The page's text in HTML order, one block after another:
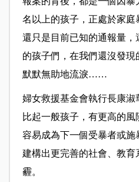
名以上的孩子，正處於家
還只是目前已知的通報量
的孩子們，在我們還沒發
默默無助地流淚……
婦女救援基金會執行長康
比起一般孩子，有更高的風
容易成為下一個受暴者或施
建構出更完善的社會、教
霾。